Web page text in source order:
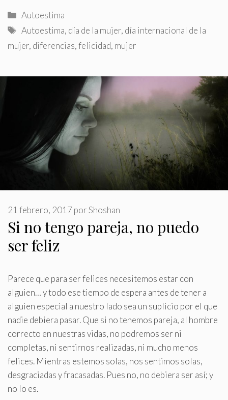
Categorías
Autoestima
Etiquetas
Autoestima, día de la mujer, día internacional de la
mujer, diferencias,felicidad, mujer
Si no tengo pareja, no puedo
ser feliz
21 febrero, 2017 porShoshan
Parece que para ser felices necesitemos estar con
alguien… y todo ese tiempo de espera antes de tener a
alguien especial a nuestro lado sea un suplicio por el que
nadie debiera pasar.Que si no tenemos pareja, al hombre
correcto en nuestras vidas, no podremos ser ni
completas, ni sentirnos realizadas, ni mucho menos
felices. Mientras estemos solas, nos sentimos solas,
desgraciadas y fracasadas. Pues no, no debiera ser así; y
no lo es.